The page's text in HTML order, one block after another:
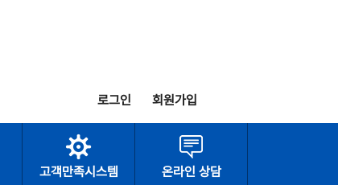
로그인 회원가입
고객만족시스템 온라인 상담